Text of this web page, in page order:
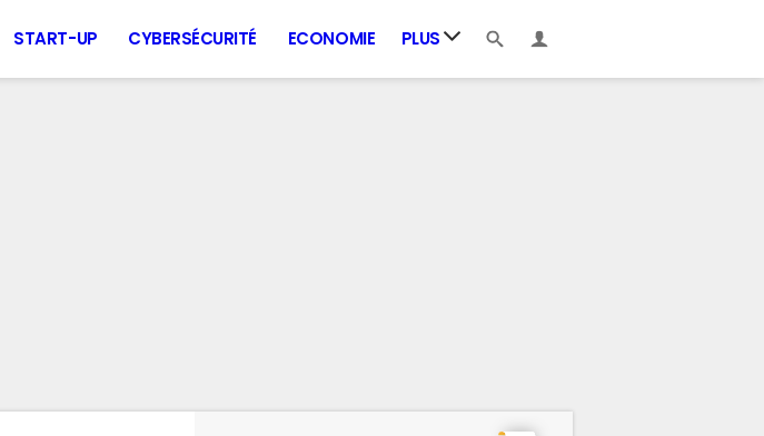
START-UP CYBERSÉCURITÉ ECONOMIE PLUS